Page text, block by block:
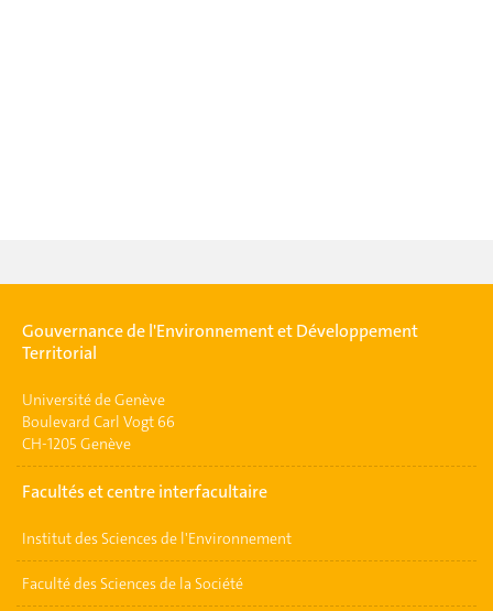
Gouvernance de l'Environnement et Développement
Territorial
Université de Genève
Boulevard Carl Vogt 66
CH-1205 Genève
Facultés et centre interfacultaire
Institut des Sciences de l'Environnement
Faculté des Sciences de la Société